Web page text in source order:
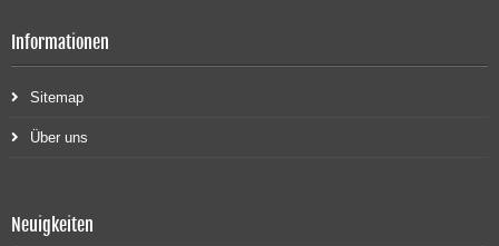
Informationen
Sitemap
Über uns
Neuigkeiten